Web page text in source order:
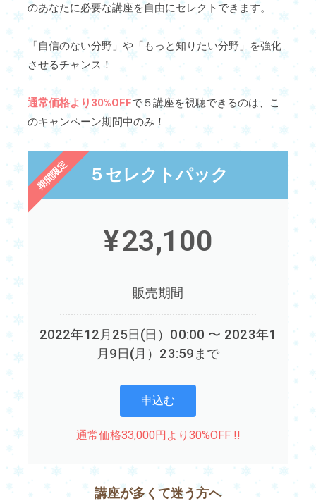
のあなたに必要な講座を自由にセレクトできます。
「自信のない分野」や「もっと知りたい分野」を強化
させるチャンス！
通常価格より30%OFFで５講座を視聴できるのは、こ
のキャンペーン期間中のみ！
５セレクトパック
¥23,100
販売期間
2022年12月25日(日）00:00 〜 2023年1
月9日(月）23:59まで
申込む
通常価格33,000円より30%OFF !!
期間限定
講座が多くて迷う方へ